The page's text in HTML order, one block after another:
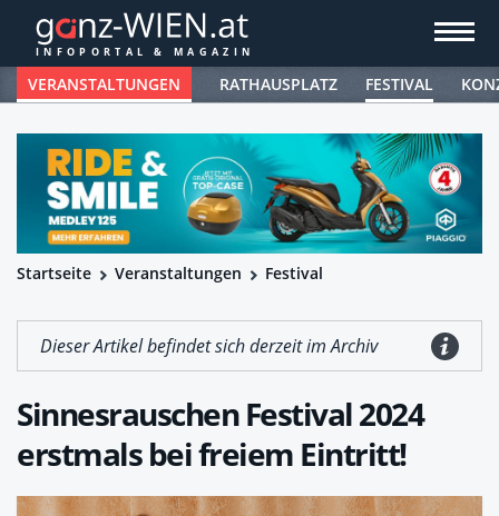
VERANSTALTUNGEN RATHAUSPLATZ FESTIVAL
Startseite Veranstaltungen Festival
Dieser Artikel befindet sich derzeit im Archiv
Sinnesrauschen Festival 2024
erstmals bei freiem Eintritt!